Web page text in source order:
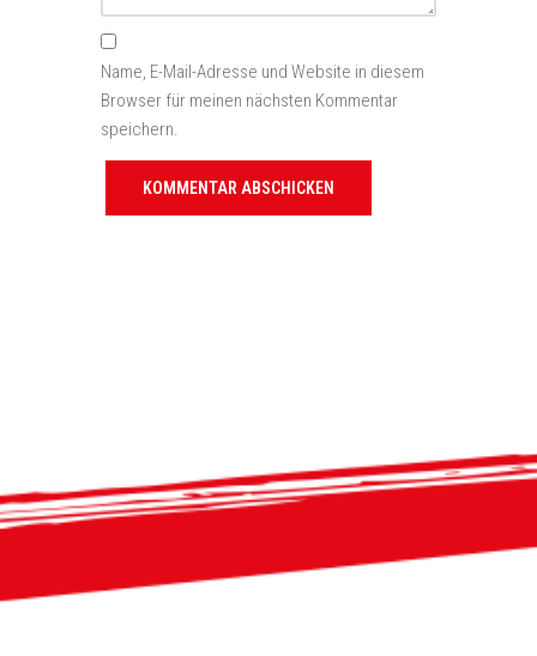
Name, E-Mail-Adresse und Website in diesem
Browser für meinen nächsten Kommentar
speichern.